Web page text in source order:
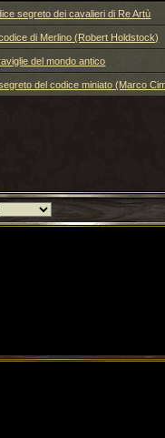
segreto dei cavalieri di Re Artù
di Merlino (Robert Holdstock)
del mondo antico
del codice miniato (Marco